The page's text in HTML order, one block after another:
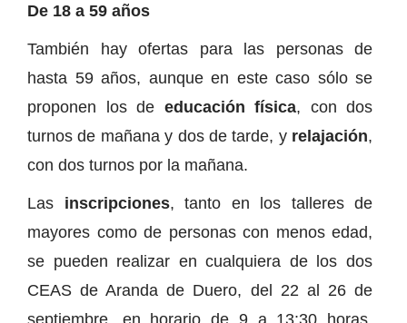
De 18 a 59 años
También hay ofertas para las personas de
hasta 59 años, aunque en este caso sólo se
proponen los de educación física, con dos
turnos de mañana y dos de tarde, y relajación,
con dos turnos por la mañana.
Las inscripciones, tanto en los talleres de
mayores como de personas con menos edad,
se pueden realizar en cualquiera de los dos
CEAS de Aranda de Duero, del 22 al 26 de
septiembre, en horario de 9 a 13:30 horas.